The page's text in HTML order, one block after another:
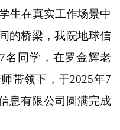
生在真实工作场景中
的桥梁，我院地球信
名同学，在罗金辉老
带领下，于2025年7
息有限公司圆满完成